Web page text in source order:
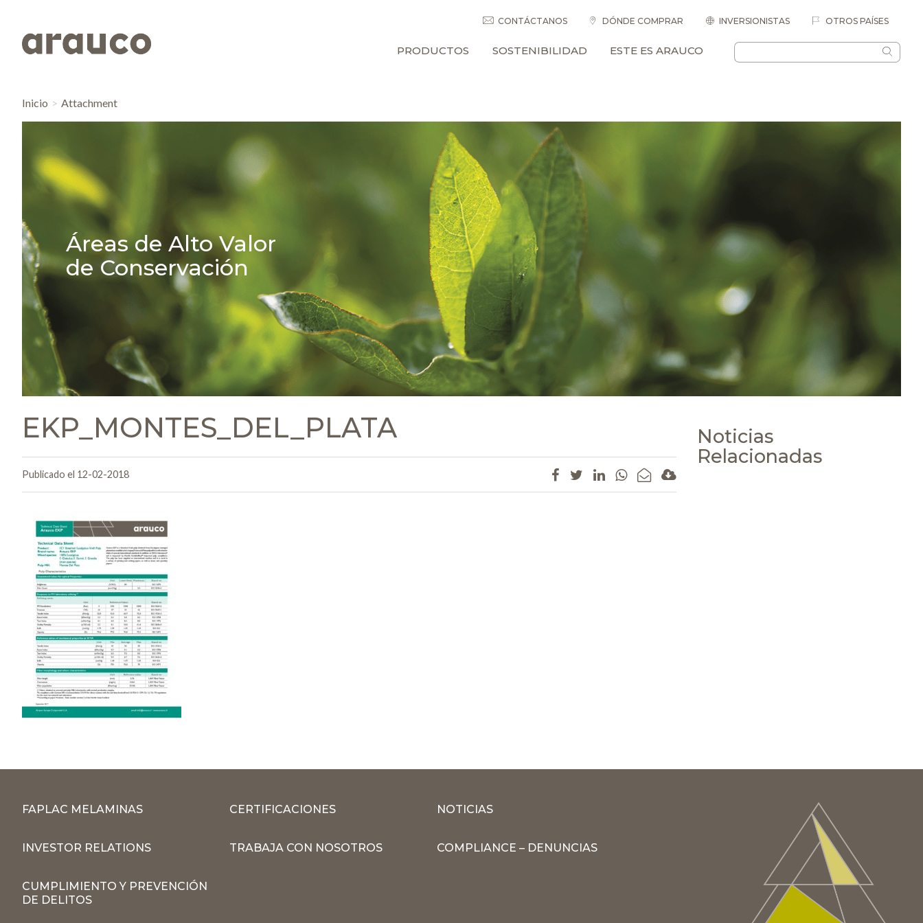
CONTÁCTANOS DÓNDE COMPRAR INVERSIONISTAS OTROS PAÍSES
PRODUCTOS SOSTENIBILIDAD ESTE ES ARAUCO
Inicio Attachment
Áreas de Alto Valor
de Conservación
EKP_MONTES_DEL_PLATA
Publicado el 12-02-2018
Noticias
Relacionadas
FAPLAC MELAMINAS CERTIFICACIONES NOTICIAS
INVESTOR RELATIONS TRABAJA CON NOSOTROS COMPLIANCE – DENUNCIAS
CUMPLIMIENTO Y PREVENCIÓN
DE DELITOS